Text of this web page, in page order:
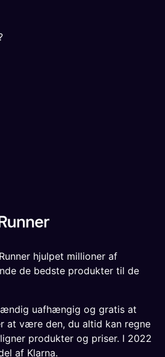
hjulpet millioner af
de bedste produkter til de
uafhængig og gratis at
at være den, du altid kan regne
produkter og priser. I 2022
af Klarna.